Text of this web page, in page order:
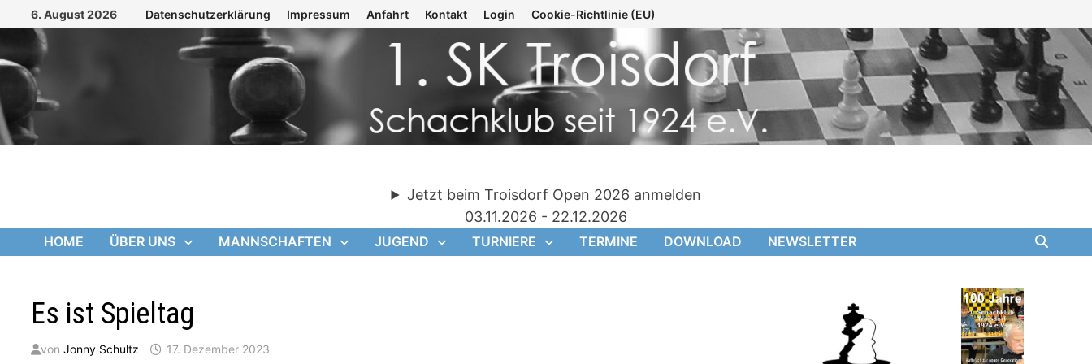
Inhalt
springen
6. August 2026 Datenschutzerklärung Impressum Anfahrt Kontakt Login Cookie-Richtlinie (EU)
Jetzt beim Troisdorf Open 2026 anmelden
03.11.2026 - 22.12.2026
HOME ÜBER UNS MANNSCHAFTEN JUGEND TURNIERE TERMINE DOWNLOAD NEWSLETTER
Es ist Spieltag
vonJonny Schultz 17. Dezember 2023